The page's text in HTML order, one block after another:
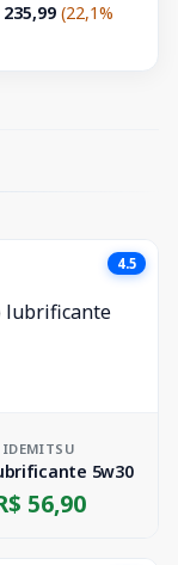
235,99 (22,1%
4.5
IDEMITSU
5w30
56,90